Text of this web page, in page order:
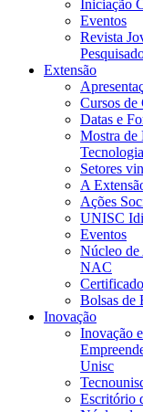
Iniciação
Eventos
Revista
Extensão
Cursos de
Datas e
Mostra de
Tecnologia
Setores
A
Ações
UNISC
Eventos
Núcleo
NAC
Bolsas de
Inovação
Inovação e
Unisc
Escritório